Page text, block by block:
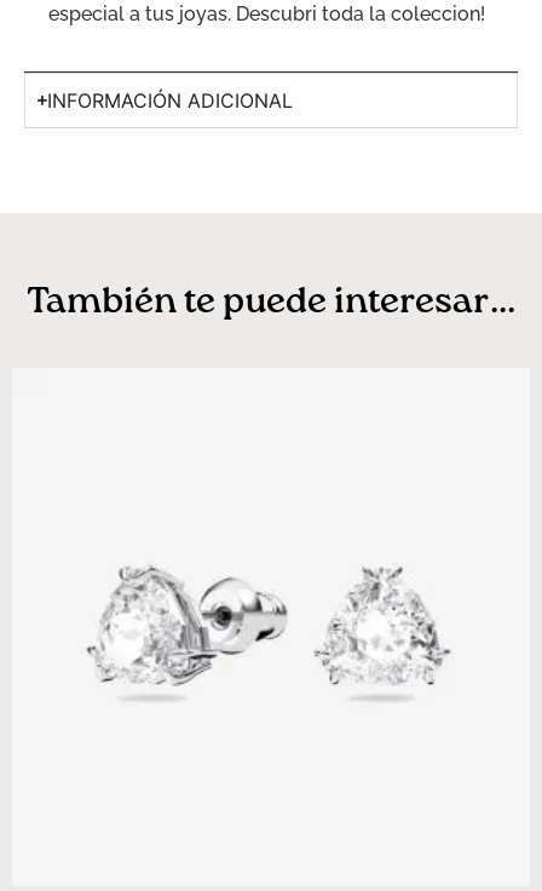
especial a tus joyas. Descubri toda la coleccion!
INFORMACIÓN ADICIONAL
También te puede interesar...